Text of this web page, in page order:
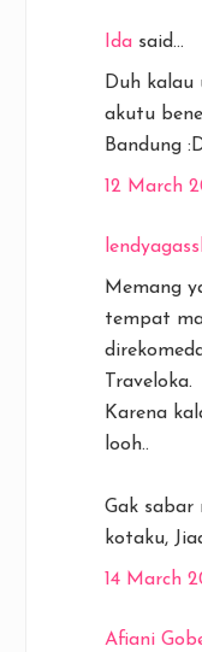
Ida said...
Duh kalau
akutu
Bandung
12 March
Memang
tempat
Traveloka.
Karena
looh..
Gak sabar
kotaku,
14 March
Afiani